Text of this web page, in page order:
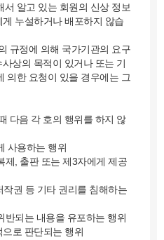
알고 있는 회원의 신상 정보
누설하거나 배포하지 않습
규정에 의해 국가기관의 요구
상의 목적이 있거나 또는 기
의한 요청이 있을 경우에는 그
다음 각 호의 행위를 하지 않
사용하는 행위
제, 출판 또는 제3자에게 제공
권 등 기타 권리를 침해하는
반되는 내용을 유포하는 행위
로 판단되는 행위